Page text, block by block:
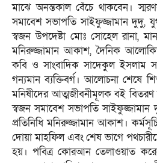
মাঝে অনন্তকাল বেঁচে থাকবেন।
সমাবেশ সভাপতি সাইফুজ্জামান দুদু,
স্বজন উপদেষ্টা মোঃ সোহেল রানা,
মনিরুজ্জামান আকাশ, দৈনিক
কবি ও সাংবাদিক সাদেকুল ইসলাম
গন্যমান ব্যক্তিবর্গ। আলোচনা শেষে
মনিষীদের আত্মজীবনীমূলক বই
স্বজন সমাবেশ সভাপতি সাইফুজ্জামান
প্রতিনিধি মনিরুজ্জামান আকাশ।
দোয়া মাহফিল এবং শেষ ভাগে
হয়। পবিত্র কোরআন তেলাওয়াত